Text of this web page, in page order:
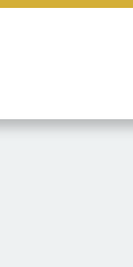
Leia mais em